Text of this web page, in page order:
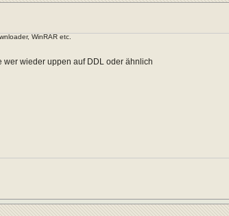
WinRAR etc.
wer wieder uppen auf DDL oder ähnlich